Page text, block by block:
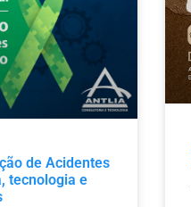
de Acidentes
tecnologia e